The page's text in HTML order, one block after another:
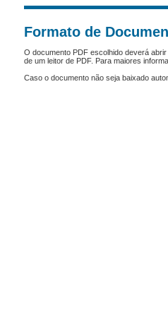
Formato de
O documento PDF escolhido deverá
de um leitor de PDF. Para maiores
Caso o documento não seja baixado